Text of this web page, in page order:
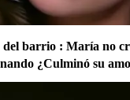
barrio : María no
¿Culminó su